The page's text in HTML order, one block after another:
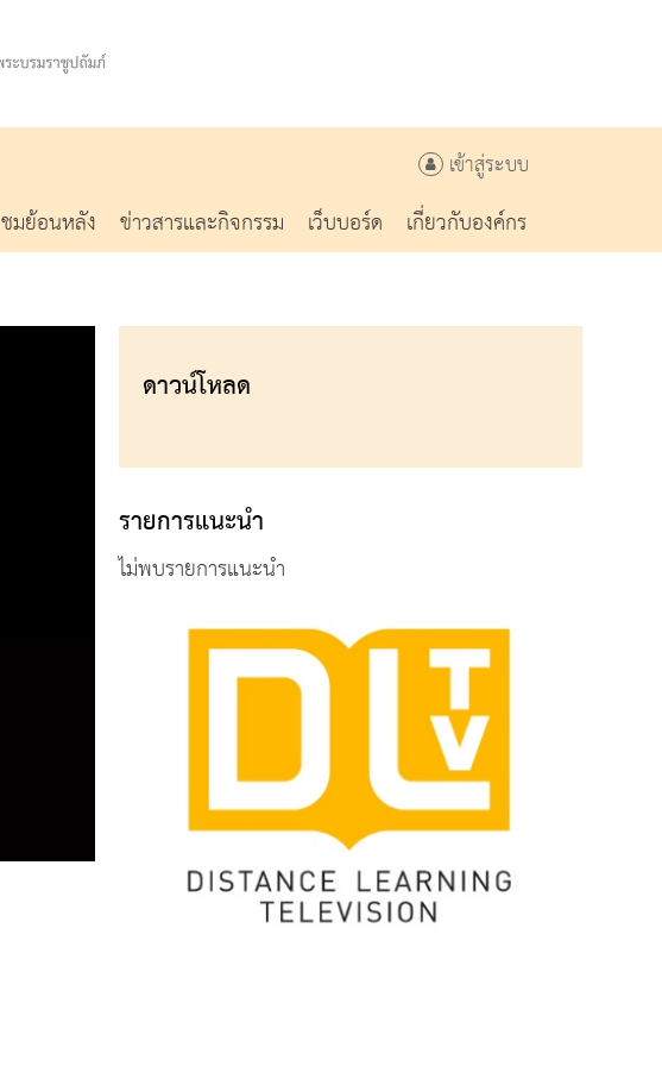
เข้าสู่ระบบ
ชมย้อนหลัง ข่าวสารและกิจกรรม เว็บบอร์ด
เกี่ยวกับองค์กร
ดาวน์โหลด
รายการแนะนำ
ไม่พบรายการแนะนำ